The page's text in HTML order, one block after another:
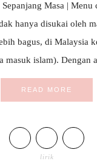
Masa |
hanya disukai oleh
bagus, di Malaysia
islam). Dengan
READ MORE
lirik